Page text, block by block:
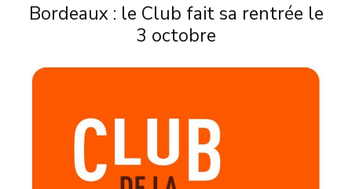
Bordeaux : le Club fait sa rentrée le
3 octobre